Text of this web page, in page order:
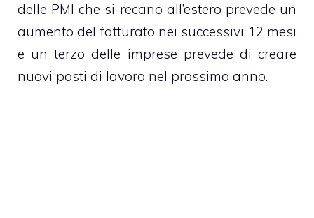
delle PMI che si recano all’estero prevede un
aumento del fatturato nei successivi 12 mesi
e un terzo delle imprese prevede di creare
nuovi posti di lavoro nel prossimo anno.